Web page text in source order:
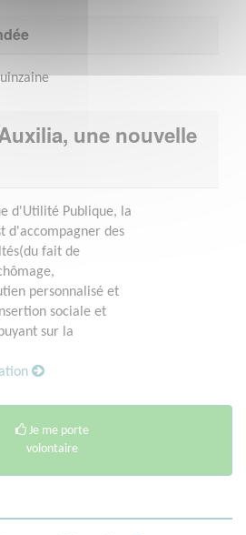
une nouvelle
d'Utilité Publique, la
d'accompagner des
fait de
personnalisé et
sociale et
sur la
Je me porte
volontaire